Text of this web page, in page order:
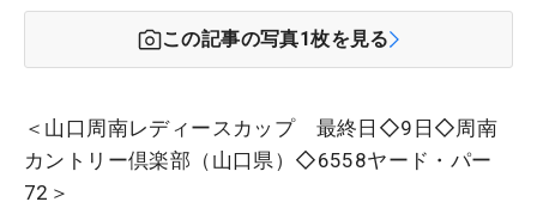
この記事の写真1枚を見る
＜山口周南レディースカップ 最終日◇9日◇周南
カントリー倶楽部（山口県）◇6558ヤード・パー
72＞